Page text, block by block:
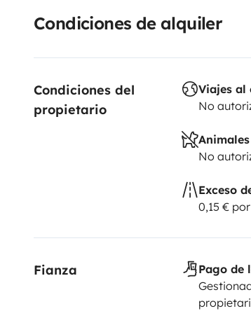
Condiciones de alquiler
Condiciones del
propietario
Viajes al
No
No
Exceso
0,15 €
Fianza
Pago de